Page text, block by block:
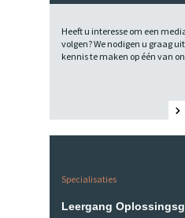
Heeft u interesse om een
volgen? We nodigen u graag
kennis te maken op één van
Specialisaties
Leergang